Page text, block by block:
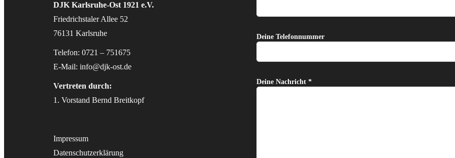
DJK Karlsruhe-Ost 1921 e.V.
Friedrichstaler Allee 52
76131 Karlsruhe
Telefon: 0721 – 751675
E-Mail: info@djk-ost.de
Vertreten durch:
1. Vorstand Bernd Breitkopf
Impressum
Datenschutzerklärung
Deine Telefonnummer
Deine Nachricht *